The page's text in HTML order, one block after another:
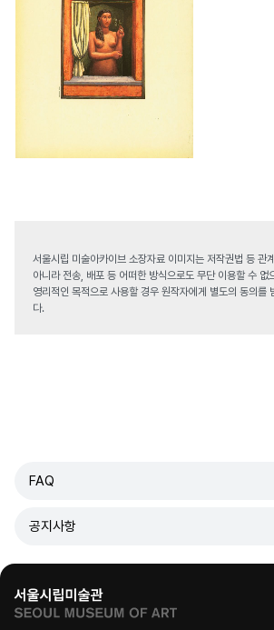
서울시립 미술아카이브 소장자료 이미지는 저작권법 등 관
아니라 전송, 배포 등 어떠한 방식으로도 무단 이용할 수 없
영리적인 목적으로 사용할 경우 원작자에게 별도의 동의를
다.
FAQ
공지사항